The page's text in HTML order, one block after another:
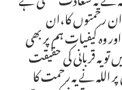
ان رحمتوں کا،ان
وہ کیفیات ہم پر بھی
قربانی کی حقیقت
نے یہ رحمت کا